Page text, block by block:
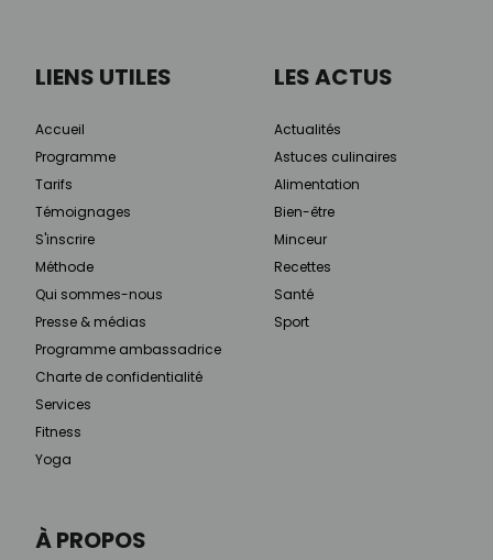
À PROPOS
LIENS UTILES
Accueil
Programme
Tarifs
Témoignages
S'inscrire
Méthode
Qui sommes-nous
Presse & médias
Programme ambassadrice
Charte de confidentialité
Services
Fitness
Yoga
LES ACTUS
Actualités
Astuces culinaires
Alimentation
Bien-être
Minceur
Recettes
Santé
Sport